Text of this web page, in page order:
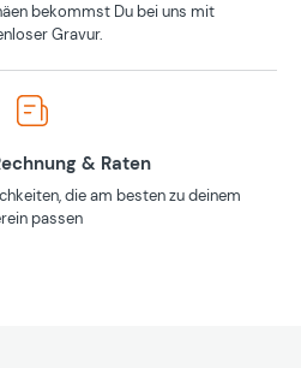
bekommst Du bei uns mit
Gravur.
& Raten
die am besten zu deinem
passen